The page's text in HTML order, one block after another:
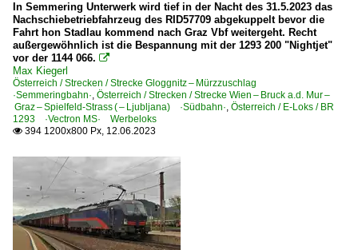
In Semmering Unterwerk wird tief in der Nacht des 31.5.2023 das
Nachschiebetriebfahrzeug des RID57709 abgekuppelt bevor die
Fahrt hon Stadlau kommend nach Graz Vbf weitergeht. Recht
außergewöhnlich ist die Bespannung mit der 1293 200 "Nightjet"
vor der 1144 066. 
Max Kiegerl
Österreich / Strecken / Strecke Gloggnitz – Mürzzuschlag
·Semmeringbahn·, Österreich / Strecken / Strecke Wien – Bruck a.d. Mur –
Graz – Spielfeld-Strass ( – Ljubljana) ·Südbahn·, Österreich / E-Loks / BR
1293 ·Vectron MS· Werbeloks
 394 1200x800 Px, 12.06.2023